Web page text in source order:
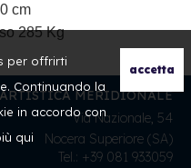
per offrirti
Continuando la
in accordo con
qui
cm
285 Kg
ARTISTICA MERIDIONALE
Via Nazionale, 54
Nocera Superiore (SA)
Tel.: +39 081 933059